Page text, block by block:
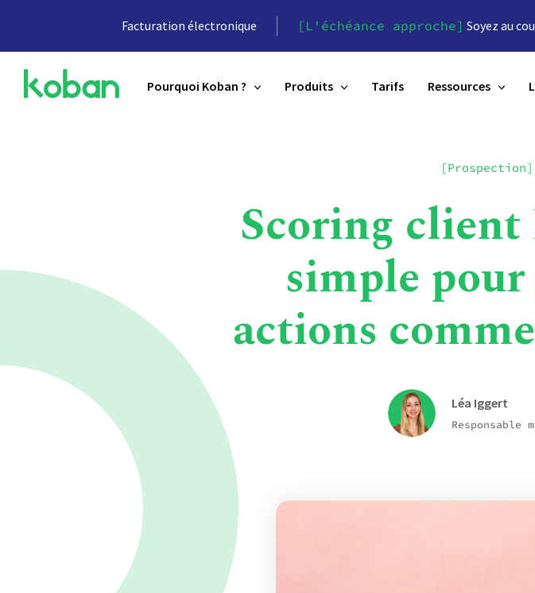
Facturation électronique [L'échéance approche] Soyez au
Pourquoi Koban ? Produits Tarifs Ressources
[Prospection]
Scoring client
simple
actions
Léa Iggert
Responsable